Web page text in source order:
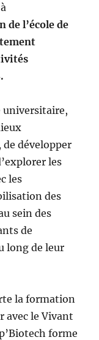
de l’école de
universitaire,
développer
les
les
des
sein des
de
long de leur
la formation
avec le Vivant
forme